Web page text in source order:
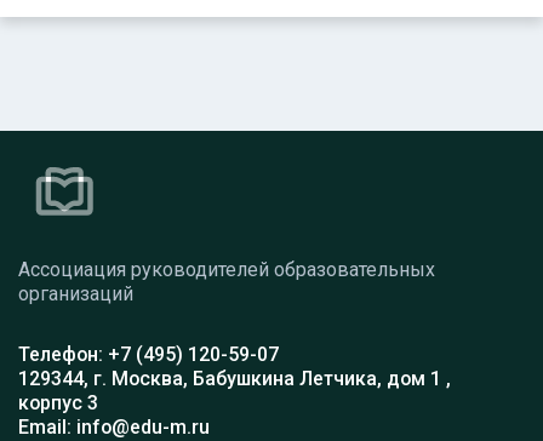
Ассоциация руководителей образовательных
организаций
Телефон: +7 (495) 120-59-07
129344, г. Москва, Бабушкина Летчика, дом 1 ,
корпус 3
Email: info@edu-m.ru